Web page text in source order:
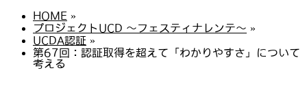
HOME »
プロジェクトUCD 〜フェスティナレンテ〜 »
UCDA認証 »
第67回：認証取得を超えて「わかりやすさ」について
考える